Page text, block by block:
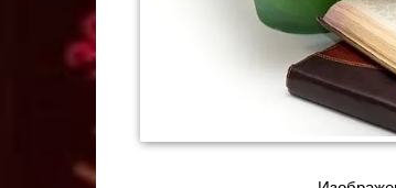
Реклама. Самозанятая Салмашова
А.А. ИНН:610207641003